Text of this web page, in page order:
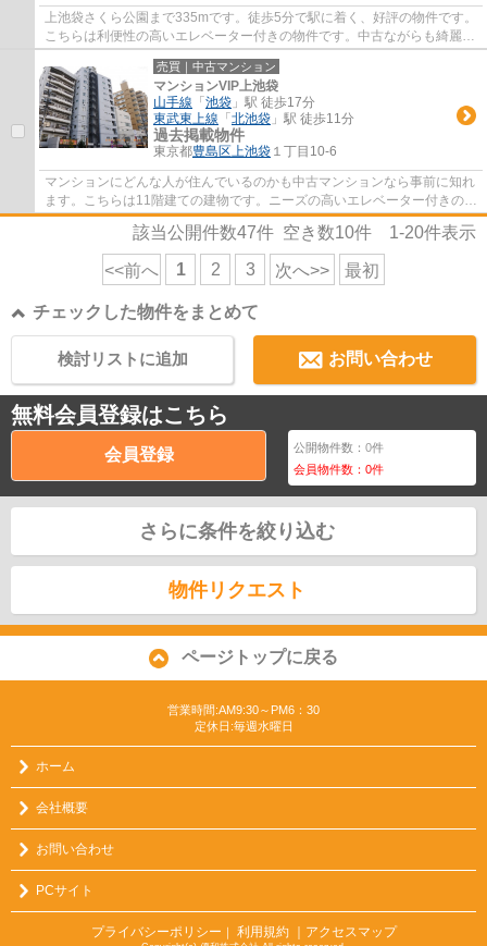
上池袋さくら公園まで335mです。徒歩5分で駅に着く、好評の物件です。
こちらは利便性の高いエレベーター付きの物件です。中古ながらも綺麗な
室内と魅力的な住環境のマンションです。豊...
売買｜中古マンション
マンションVIP上池袋
山手線 「 池袋 」駅 徒歩17分
東武東上線 「 北池袋 」駅 徒歩11分
過去掲載物件
東京都豊島区上池袋 １丁目10-6
マンションにどんな人が住んでいるのかも中古マンションなら事前に知れ
ます。こちらは11階建ての建物です。ニーズの高いエレベーター付きの物
件はこちらです。豊島区で不動産情報をお...
該当公開件数47件 空き数10件 1-20件表示
<<前へ 1 2 3 次へ>> 最初
チェックした物件をまとめて
お問い合わせ
検討リストに追加
無料会員登録はこちら
会員登録 公開物件数：0件
会員物件数：0件
さらに条件を絞り込む
物件リクエスト
ページトップに戻る
営業時間:AM9:30～PM6：30
定休日:毎週水曜日
ホーム
会社概要
お問い合わせ
PCサイト
プライバシーポリシー ｜ 利用規約 ｜アクセスマップ